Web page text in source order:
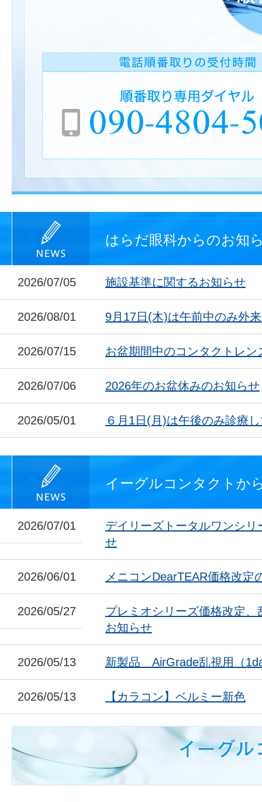
はらだ眼科からのお知
2026/07/05 施設基準に関するお知らせ
2026/08/01 9月17日(木)は午前中のみ外
2026/07/15 お盆期間中のコンタクトレン
2026/07/06 2026年のお盆休みのお知らせ
2026/05/01 ６月1日(月)は午後のみ診療
イーグルコンタクトか
2026/07/01
デイリーズトータルワンシ
せ
2026/06/01 メニコンDearTEAR価格改定
2026/05/27
プレミオシリーズ価格改定
お知らせ
2026/05/13 新製品 AirGrade乱視用（
2026/05/13 【カラコン】ベルミー新色